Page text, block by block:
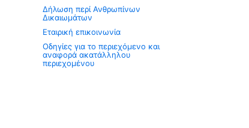
Δήλωση περί Ανθρωπίνων
Δικαιωμάτων
Εταιρική επικοινωνία
Οδηγίες για το περιεχόμενο και
αναφορά ακατάλληλου
περιεχομένου